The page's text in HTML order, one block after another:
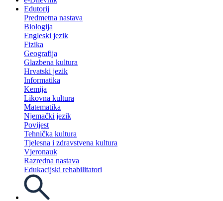
Edutorij
Predmetna nastava
Biologija
Engleski jezik
Fizika
Geografija
Glazbena kultura
Hrvatski jezik
Informatika
Kemija
Likovna kultura
Matematika
Njemački jezik
Povijest
Tehnička kultura
Tjelesna i zdravstvena kultura
Vjeronauk
Razredna nastava
Edukacijski rehabilitatori